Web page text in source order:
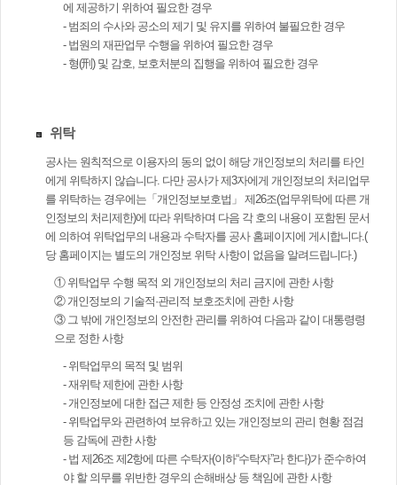
에 제공하기 위하여 필요한 경우
- 범죄의 수사와 공소의 제기 및 유지를 위하여 불필요한 경우
- 법원의 재판업무 수행을 위하여 필요한 경우
- 형(刑) 및 감호, 보호처분의 집행을 위하여 필요한 경우
위탁
공사는 원칙적으로 이용자의 동의 없이 해당 개인정보의 처리를 타인
에게 위탁하지 않습니다. 다만 공사가 제3자에게 개인정보의 처리업무
를 위탁하는 경우에는「개인정보보호법」 제26조(업무위탁에 따른 개
인정보의 처리제한)에 따라 위탁하며 다음 각 호의 내용이 포함된 문서
에 의하여 위탁업무의 내용과 수탁자를 공사 홈페이지에 게시합니다.(
당 홈페이지는 별도의 개인정보 위탁 사항이 없음을 알려드립니다.)
① 위탁업무 수행 목적 외 개인정보의 처리 금지에 관한 사항
② 개인정보의 기술적·관리적 보호조치에 관한 사항
③ 그 밖에 개인정보의 안전한 관리를 위하여 다음과 같이 대통령령
으로 정한 사항
- 위탁업무의 목적 및 범위
- 재위탁 제한에 관한 사항
- 개인정보에 대한 접근 제한 등 안정성 조치에 관한 사항
- 위탁업무와 관련하여 보유하고 있는 개인정보의 관리 현황 점검
등 감독에 관한 사항
- 법 제26조 제2항에 따른 수탁자(이하“수탁자”라 한다)가 준수하여
야 할 의무를 위반한 경우의 손해배상 등 책임에 관한 사항